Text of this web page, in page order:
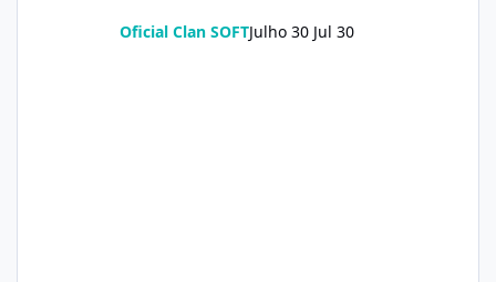
Oficial Clan SOFTJulho 30 Jul 30